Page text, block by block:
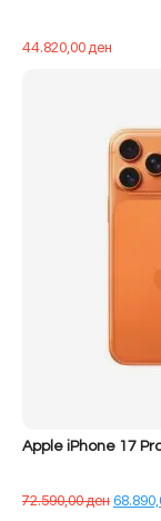
44.820,00ден
Apple iPhone 17
72.590,00денÇmimi